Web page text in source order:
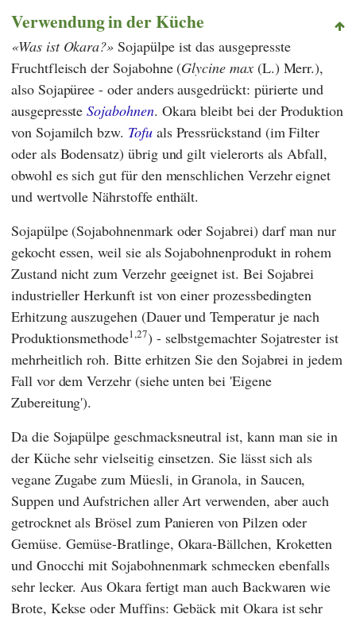
Verwendung in der Küche
Was ist Okara? Sojapülpe ist das ausgepresste
Fruchtfleisch der Sojabohne (Glycine max(L.) Merr.),
also Sojapüree - oder anders ausgedrückt: pürierte und
ausgepressteSojabohnen. Okara bleibt bei der Produktion
von Sojamilch bzw. Tofuals Pressrückstand (im Filter
oder als Bodensatz) übrig und gilt vielerorts als Abfall,
obwohl es sich gut für den menschlichen Verzehr eignet
und wertvolle Nährstoffe enthält.
Sojapülpe (Sojabohnenmark oder Sojabrei) darf man nur
gekocht essen, weil sie als Sojabohnenprodukt in rohem
Zustand nicht zum Verzehr geeignet ist. Bei Sojabrei
industrieller Herkunft ist von einer prozessbedingten
Erhitzung auszugehen (Dauer und Temperatur je nach
Produktionsmethode1,27) - selbstgemachter Sojatrester ist
mehrheitlich roh. Bitte erhitzen Sie den Sojabrei in jedem
Fall vor dem Verzehr (siehe unten bei 'Eigene
Zubereitung').
Da die Sojapülpe geschmacksneutral ist, kann man sie in
der Küche sehr vielseitig einsetzen. Sie lässt sich als
vegane Zugabe zum Müesli, in Granola, in Saucen,
Suppen und Aufstrichen aller Art verwenden, aber auch
getrocknet als Brösel zum Panieren von Pilzen oder
Gemüse. Gemüse-Bratlinge, Okara-Bällchen, Kroketten
und Gnocchi mit Sojabohnenmark schmecken ebenfalls
sehr lecker. Aus Okara fertigt man auch Backwaren wie
Brote, Kekse oder Muffins: Gebäck mit Okara ist sehr